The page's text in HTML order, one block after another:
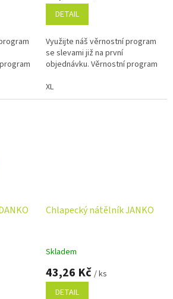
DETAIL
Využijte náš věrnostní program
se slevami již na první
objednávku. Věrnostní program
XL
Chlapecký nátělník JANKO
Skladem
43,26 Kč / ks
DETAIL